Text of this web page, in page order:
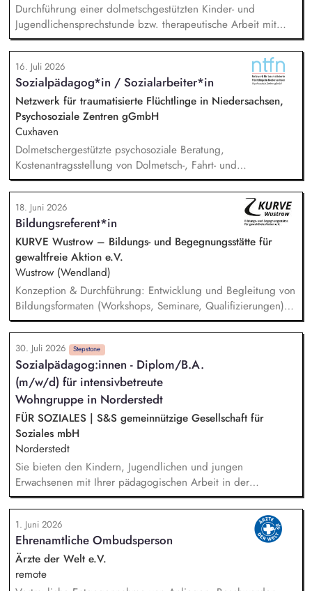
Durchführung einer dolmetschgestützten Kinder- und
Jugendlichensprechstunde bzw. therapeutische Arbeit mit
geflüchteten Kindern und Jugendlichen /
(trauma-)pädagogische Fachberatung, Dokumentation und
Austausch mit dem Team, Stellungnahmen, Mitarbeit in
externen Netzwerken und Arbeitsgruppen.
16. Juli 2026
Sozialpädagog*in / Sozialarbeiter*in
Netzwerk für traumatisierte Flüchtlinge in Niedersachsen,
Psychosoziale Zentren gGmbH
Cuxhaven
Dolmetschergestützte psychosoziale Beratung,
Kostenantragsstellung von Dolmetsch-, Fahrt- und
Therapiekosten, Mitarbeit in externen Netzwerken und
Arbeitsgruppen, Vermittlung in die psychiatrische /
psychotherapeutische Regelversorgung.
18. Juni 2026
Bildungsreferent*in
KURVE Wustrow – Bildungs- und Begegnungsstätte für
gewaltfreie Aktion e.V.
Wustrow (Wendland)
Konzeption & Durchführung: Entwicklung und Begleitung von
Bildungsformaten (Workshops, Seminare, Qualifizierungen) –
von der Idee bis zur Auswertung. Netzwerk & Kooperation:
Zusammenarbeit mit Trainer*innen, Partnern im In- und
Ausland, Mitarbeit in Fachgremien und Akquise von
Fördermitteln. Qualitätsmanagement: Sicherstellung hoher
Standards in unserer Bildungsarbeit – inkl. Reflexion über
Machtverhältnisse und Diskriminierung in der eigenen
Organisation. Öffentlichkeitsarbeit: Weiterentwicklung der
Außenkommunikation und Ansprache neuer Zielgruppen.
30. Juli 2026 Stepstone
Sozialpädagog:innen - Diplom/B.A.
(m/w/d) für intensivbetreute
Wohngruppe in Norderstedt
FÜR SOZIALES | S&S gemeinnützige Gesellschaft für
Soziales mbH
Norderstedt
Sie bieten den Kindern, Jugendlichen und jungen
Erwachsenen mit Ihrer pädagogischen Arbeit in der
Wohngruppe ein sicheres Zuhause. Einzel- und
Gruppenaktivitäten aber auch Ausflüge werden von Ihnen
mitgeplant, organisiert und auch durchgeführt. Bei der
Hilfeplanung wirken Sie mit und arbeiten eng mit
Fallzuständigen und Fachkräften der Jugendämter sowie
weiteren in den Entwicklungsprozess einbezogenen Personen
1. Juni 2026
Ehrenamtliche Ombudsperson
Ärzte der Welt e.V.
remote